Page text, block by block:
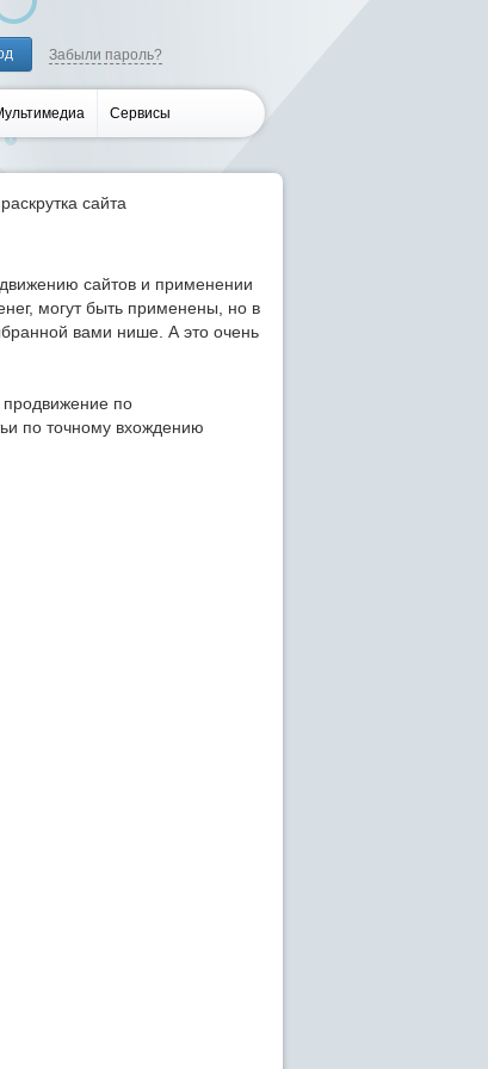
Забыли пароль?
Сервисы
сайта
сайтов и применении
могут быть применены, но в
вами нише. А это очень
по
по точному вхождению